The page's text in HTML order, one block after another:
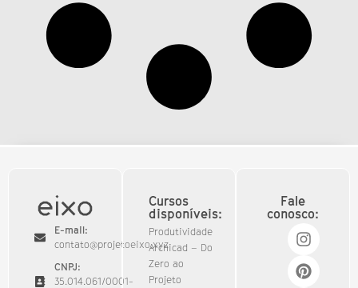
E-mail:
contato@projetoeixo.xyz
CNPJ:
35.014.061/0001-
Cursos
disponíveis:
Produtividade
Archicad – Do
Zero ao
Projeto
Fale
conosco: